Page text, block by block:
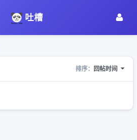
吐槽
排序： 回帖时间